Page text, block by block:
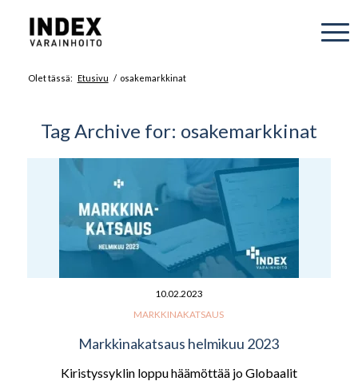
Olet tässä: Etusivu / osakemarkkinat
Tag Archive for: osakemarkkinat
10.02.2023
MARKKINAKATSAUS
Markkinakatsaus helmikuu 2023
Kiristyssyklin loppu häämöttää jo Globaalit